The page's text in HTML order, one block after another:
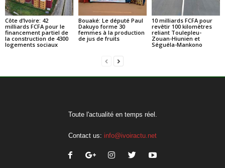
Côte d’Ivoire: 42
milliards FCFA pour le
financement partiel de
la construction de 4300
logements sociaux
Bouaké: Le député Paul
Dakuyo forme 30
femmes à la production
de jus de fruits
10 milliards FCFA pour
revêtir 100 kilomètres
reliant Toulepleu-
Zouan-Hiunien et
Séguéla-Mankono
Toute l'actualité en temps réel.
Contact us: info@ivoiractu.net